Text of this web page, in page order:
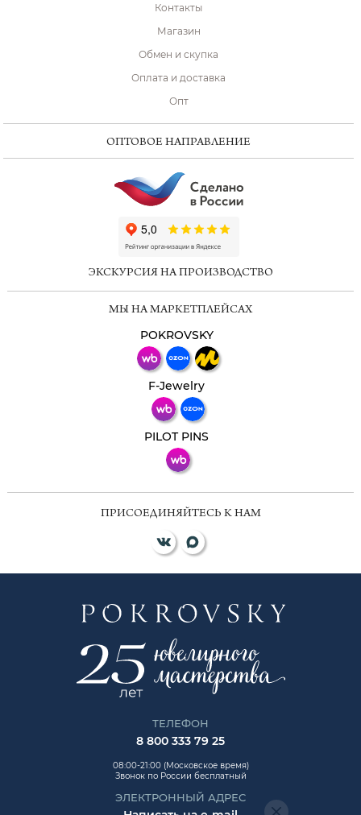
Контакты
Магазин
Обмен и скупка
Оплата и доставка
Опт
ОПТОВОЕ НАПРАВЛЕНИЕ
ЭКСКУРСИЯ НА ПРОИЗВОДСТВО
МЫ НА МАРКЕТПЛЕЙСАХ
POKROVSKY
F-Jewelry
PILOT PINS
ПРИСОЕДИНЯЙТЕСЬ К НАМ
ТЕЛЕФОН
8 800 333 79 25
08:00-21:00 (Московское время)
Звонок по России бесплатный
ЭЛЕКТРОННЫЙ АДРЕС